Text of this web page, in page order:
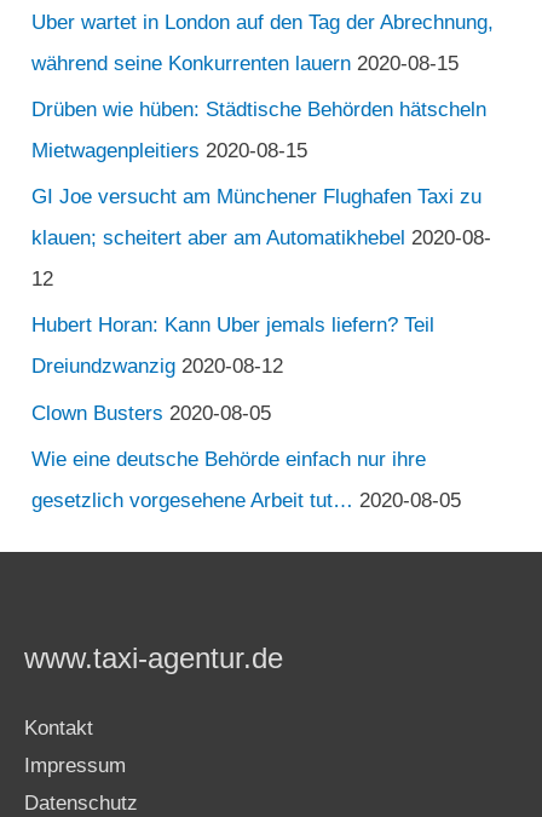
Uber wartet in London auf den Tag der Abrechnung,
während seine Konkurrenten lauern 2020-08-15
Drüben wie hüben: Städtische Behörden hätscheln
Mietwagenpleitiers 2020-08-15
GI Joe versucht am Münchener Flughafen Taxi zu
klauen; scheitert aber am Automatikhebel 2020-08-
12
Hubert Horan: Kann Uber jemals liefern? Teil
Dreiundzwanzig 2020-08-12
Clown Busters 2020-08-05
Wie eine deutsche Behörde einfach nur ihre
gesetzlich vorgesehene Arbeit tut… 2020-08-05
www.taxi-agentur.de
Kontakt
Impressum
Datenschutz